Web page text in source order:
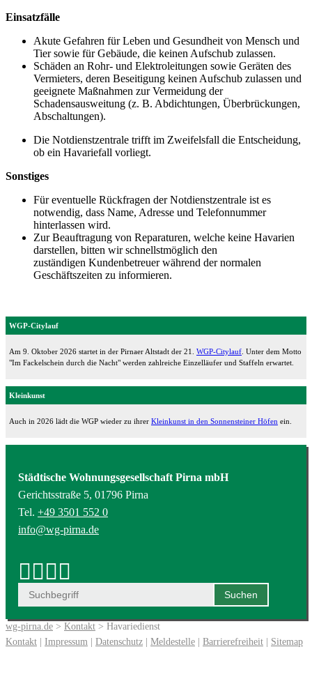
Einsatzfälle
Akute Gefahren für Leben und Gesundheit von Mensch und
Tier sowie für Gebäude, die keinen Aufschub zulassen.
Schäden an Rohr- und Elektroleitungen sowie Geräten des
Vermieters, deren Beseitigung keinen Aufschub zulassen und
geeignete Maßnahmen zur Vermeidung der
Schadensausweitung (z. B. Abdichtungen, Überbrückungen,
Abschaltungen).
Die Notdienstzentrale trifft im Zweifelsfall die Entscheidung,
ob ein Havariefall vorliegt.
Sonstiges
Für eventuelle Rückfragen der Notdienstzentrale ist es
notwendig, dass Name, Adresse und Telefonnummer
hinterlassen wird.
Zur Beauftragung von Reparaturen, welche keine Havarien
darstellen, bitten wir schnellstmöglich den
zuständigen Kundenbetreuer während der normalen
Geschäftszeiten zu informieren.
WGP-Citylauf
Am 9. Oktober 2026 startet in der Pirnaer Altstadt der 21. WGP-Citylauf . Unter dem Motto
"Im Fackelschein durch die Nacht" werden zahlreiche Einzelläufer und Staffeln erwartet.
Kleinkunst
Auch in 2026 lädt die WGP wieder zu ihrer Kleinkunst in den Sonnensteiner Höfen ein.
Städtische Wohnungsgesellschaft Pirna mbH
Gerichtsstraße 5, 01796 Pirna
Tel. +49 3501 552 0
info@wg-pirna.de
wg-pirna.de > Kontakt > Havariedienst
Kontakt | Impressum | Datenschutz | Meldestelle | Barrierefreiheit | Sitemap